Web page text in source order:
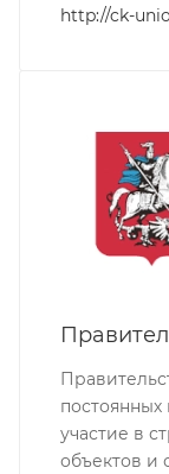
http://ck-
участие в
объектов и